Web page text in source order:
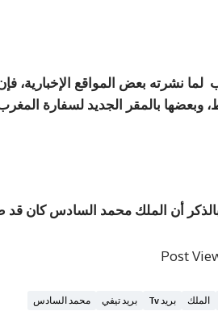
نشرته بعض المواقع الإخبارية،
وبعضها بالمقر الجديد لسفارة المغرب
أن الملك محمد السادس كان
Post
الملك بريد Tv بريد تيفي محمد السادس